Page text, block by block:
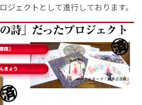
ジェクトとして進行しております。